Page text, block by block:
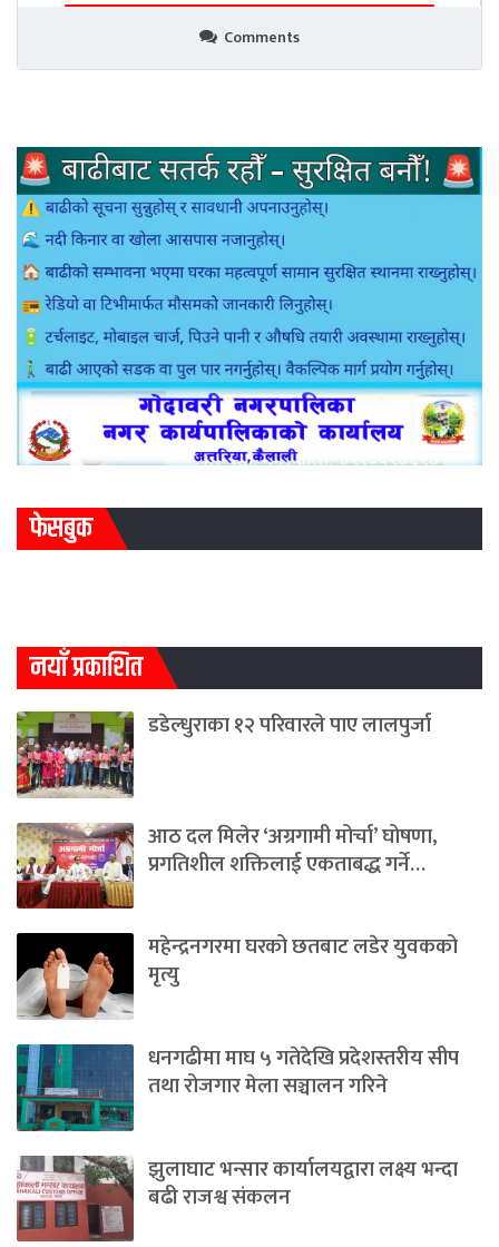
Comments
फेसबुक
नयाँ प्रकाशित
डडेल्धुराका १२ परिवारले पाए लालपुर्जा
आठ दल मिलेर ‘अग्रगामी मोर्चा’ घोषणा,
प्रगतिशील शक्तिलाई एकताबद्ध गर्ने…
महेन्द्रनगरमा घरको छतबाट लडेर युवकको
मृत्यु
धनगढीमा माघ ५ गतेदेखि प्रदेशस्तरीय सीप
तथा रोजगार मेला सञ्चालन गरिने
झुलाघाट भन्सार कार्यालयद्वारा लक्ष्य भन्दा
बढी राजश्व संकलन